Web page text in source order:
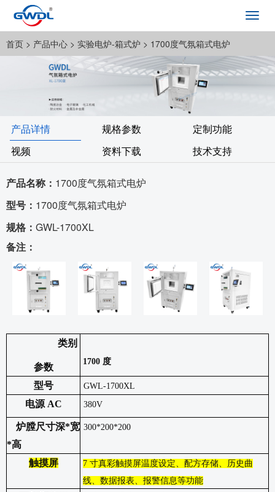
首页 > 产品中心 > 实验电炉-箱式炉 > 1700度气氛箱式电炉
产品详情 规格参数
定制功能
视频
资料下载 技术支持
产品名称： 1700度气氛箱式电炉
型号： 1700度气氛箱式电炉
规格： GWL-1700XL
备注：
类别
参数
1700 度
型号 GWL-1700XL
电源 AC 380V
炉膛尺寸深*宽
*高
300*200*200
触摸屏
7 寸真彩触摸屏温度设定、配方存储、历史曲
线、数据报表、报警信息等功能